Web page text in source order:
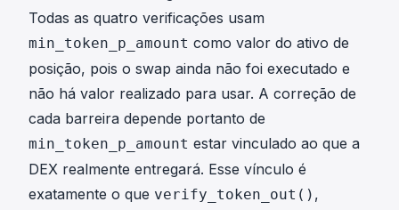
Todas as quatro verificações usam
min_token_p_amount como valor do ativo de
posição, pois o swap ainda não foi executado e
não há valor realizado para usar. A correção de
cada barreira depende portanto de
min_token_p_amount estar vinculado ao que a
DEX realmente entregará. Esse vínculo é
exatamente o que verify_token_out() ,